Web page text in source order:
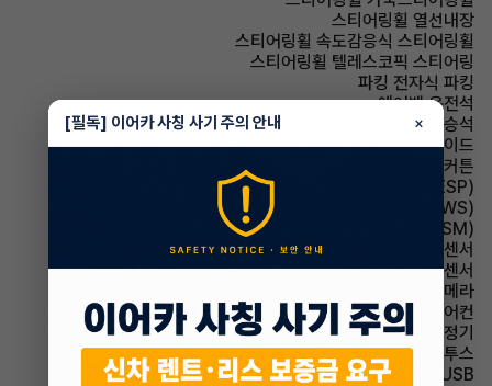
스티어링휠 열선내장
스티어링휠 속도감응식 스티어링휠
스티어링휠 텔레스코픽 스티어링
파킹 전자식 파킹
에어백 운전석
에어백 동승석
에어백 사이드
에어백 커튼
주행안전 차체자세제어장치(VDC,ESC,ESP)
주행안전 차선이탈경보(LDWS)
주행안전 샤시 통합 제어 시스템(VSM)
주차보조 전방감지센서
주차보조 후방감지센서
주차보조 후방카메라
에어컨 풀오토에어컨
에어컨 공기청정기
유무선단자 블루투스
유무선단자 USB
[필독] 이어카 사칭 사기 주의 안내 ×